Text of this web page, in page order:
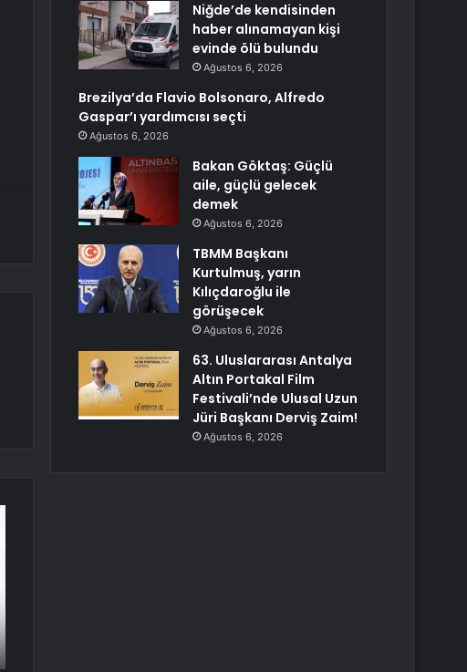
Niğde’de kendisinden
haber alınamayan kişi
evinde ölü bulundu
Ağustos 6, 2026
Brezilya’da Flavio Bolsonaro, Alfredo
Gaspar’ı yardımcısı seçti
Ağustos 6, 2026
Bakan Göktaş: Güçlü
aile, güçlü gelecek
demek
Ağustos 6, 2026
TBMM Başkanı
Kurtulmuş, yarın
Kılıçdaroğlu ile
görüşecek
Ağustos 6, 2026
63. Uluslararası Antalya
Altın Portakal Film
Festivali’nde Ulusal Uzun
Jüri Başkanı Derviş Zaim!
Ağustos 6, 2026